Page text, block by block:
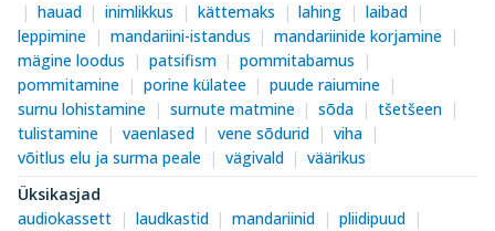
hauad
inimlikkus kättemaks lahing
laibad
leppimine
mandariini-istandus
mandariinide korjamine
mägine loodus
patsifism
pommitabamus
pommitamine
porine külatee
puude raiumine
surnu lohistamine
surnute matmine sõda
tšetšeen
tulistamine
vaenlased vene sõdurid
viha
võitlus elu ja surma peale
vägivald
väärikus
Üksikasjad
audiokassett
laudkastid mandariinid
pliidipuud